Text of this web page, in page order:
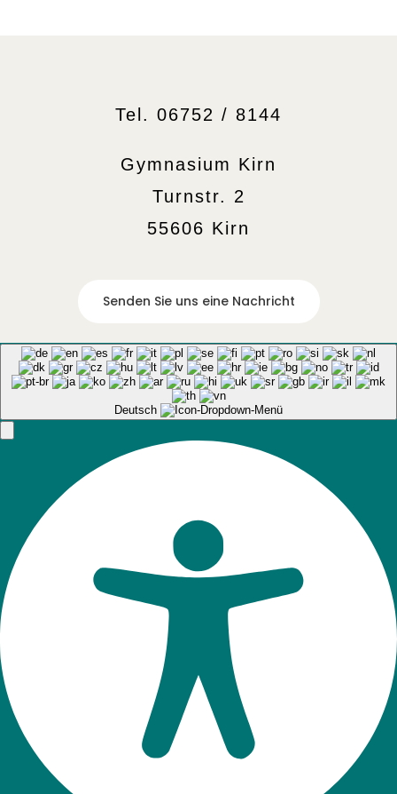
Tel. 06752 / 8144
Gymnasium Kirn
Turnstr. 2
55606 Kirn
Senden Sie uns eine Nachricht
Deutsch